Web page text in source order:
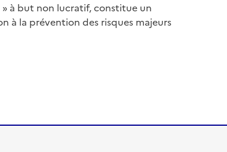
» à but non lucratif, constitue un
à la prévention des risques majeurs